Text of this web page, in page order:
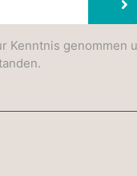
Kenntnis genommen